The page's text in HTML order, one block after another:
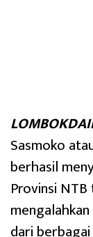
Sasmoko
berhasil
Provinsi
dari